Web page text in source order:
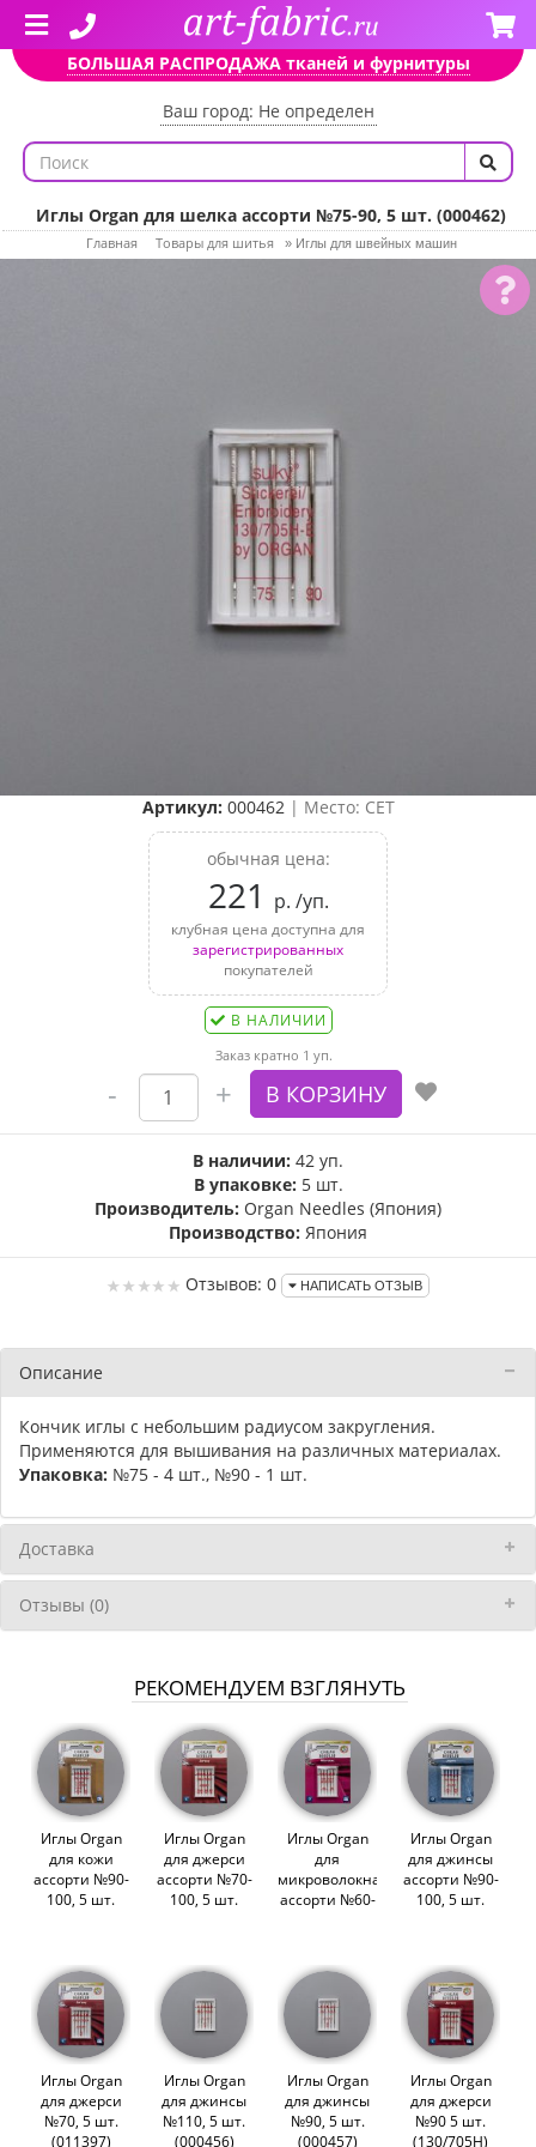
БОЛЬШАЯ РАСПРОДАЖА тканей и фурнитуры
Ваш город: Не определен
Иглы Organ для шелка ассорти №75-90, 5 шт. (000462)
Главная Товары для шитья » Иглы для швейных машин
Артикул: 000462| Место: СЕТ
обычная цена:
221 р. /уп.
клубная цена доступна для
зарегистрированных
покупателей
В НАЛИЧИИ
Заказ кратно 1 уп.
В наличии: 42 уп.
В упаковке: 5 шт.
Производитель: Organ Needles (Япония)
Производство: Япония
Отзывов: 0 НАПИСАТЬ ОТЗЫВ
Описание
Кончик иглы с небольшим радиусом закругления.
Применяются для вышивания на различных материалах.
Упаковка: №75 - 4 шт., №90 - 1 шт.
Доставка
Отзывы (0)
РЕКОМЕНДУЕМ ВЗГЛЯНУТЬ
Иглы Organ
для кожи
ассорти №90-
100, 5 шт.
Иглы Organ
для джерси
ассорти №70-
100, 5 шт.
Иглы Organ
для
микроволокна
ассорти №60-
Иглы Organ
для джинсы
ассорти №90-
100, 5 шт.
Иглы Organ
для джерси
№70, 5 шт.
(011397)
Иглы Organ
для джинсы
№110, 5 шт.
(000456)
Иглы Organ
для джинсы
№90, 5 шт.
(000457)
Иглы Organ
для джерси
№90 5 шт.
(130/705Н)